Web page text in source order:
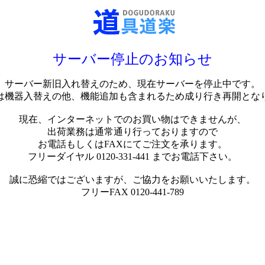
サーバー停止のお知らせ
サーバー新旧入れ替えのため、現在サーバーを停止中です。
機器入替えの他、機能追加も含まれるため成り行き再開とな
現在、インターネットでのお買い物はできませんが、
出荷業務は通常通り行っておりますので
お電話もしくはFAXにてご注文を承ります。
フリーダイヤル 0120-331-441 までお電話下さい。
誠に恐縮ではございますが、ご協力をお願いいたします。
フリーFAX 0120-441-789